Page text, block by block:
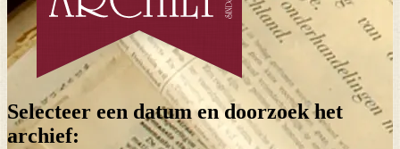
Selecteer een datum en doorzoek het
archief: